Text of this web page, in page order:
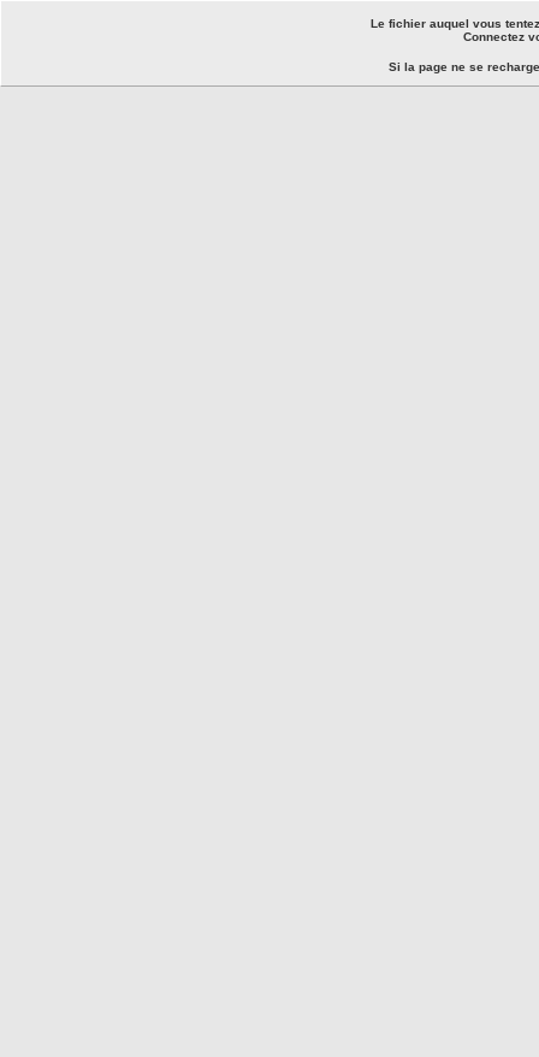
Le fichier auquel vous
Connectez
Si la page ne se